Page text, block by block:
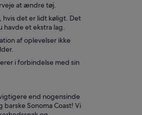
at ændre tøj.
det er lidt køligt. Det
havde et ekstra lag.
af oplevelser ikke
i forbindelse med sin
end nogensinde
Sonoma Coast! Vi